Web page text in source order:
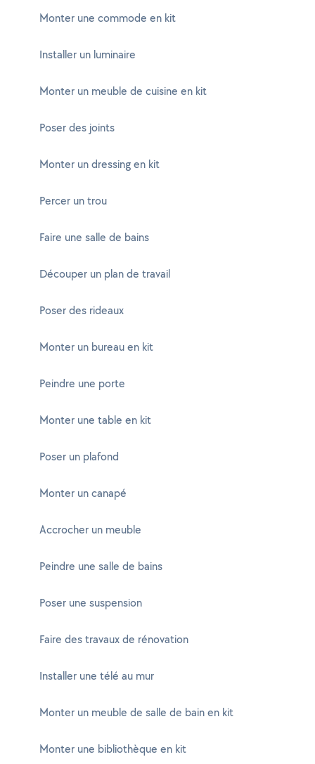
Monter une commode en kit
Installer un luminaire
Monter un meuble de cuisine en kit
Poser des joints
Monter un dressing en kit
Percer un trou
Faire une salle de bains
Découper un plan de travail
Poser des rideaux
Monter un bureau en kit
Peindre une porte
Monter une table en kit
Poser un plafond
Monter un canapé
Accrocher un meuble
Peindre une salle de bains
Poser une suspension
Faire des travaux de rénovation
Installer une télé au mur
Monter un meuble de salle de bain en kit
Monter une bibliothèque en kit